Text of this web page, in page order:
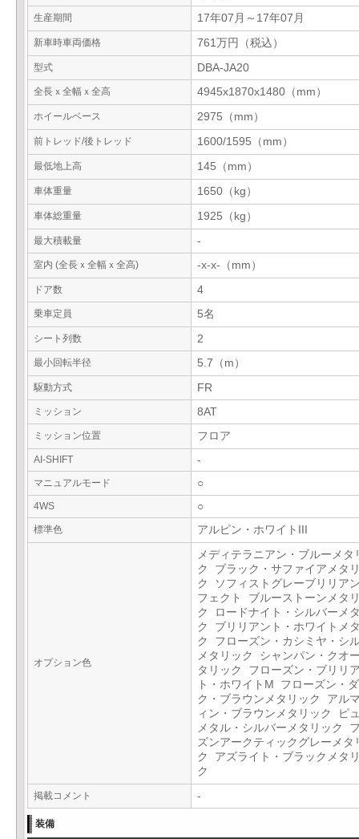
生産期間 17年07月～17年07月
新車時車両価格 761万円（税込）
型式 DBA-JA20
全長ｘ全幅ｘ全高 4945x1870x1480（mm）
ホイールベース 2975（mm）
前トレッド/後トレッド 1600/1595（mm）
最低地上高 145（mm）
車体重量 1650（kg）
車体総重量 1925（kg）
最大積載量 -
室内 (全長ｘ全幅ｘ全高) -x-x-（mm）
ドア数 4
乗車定員 5名
シート列数 2
最小回転半径 5.7（m）
駆動方式 FR
ミッション 8AT
ミッション位置 フロア
AI-SHIFT -
マニュアルモード ○
4WS ○
標準色 アルピン・ホワイトIII
オプション色
メディテラニアン・ブルーメタ
ク ブラック・サファイアメタ
ク ソフィストグレーブリリア
フェクト ブルーストーンメタ
ク ロードナイト・シルバーメ
ク ブリリアント・ホワイトメ
ク フローズン・カシミヤ・シ
メタリック シャンパン・クオ
タリック フローズン・ブリリ
ト・ホワイトM フローズン・
ク・ブラウンメタリック アル
ィン・ブラウンメタリック ピ
メタル・シルバーメタリック
ズンアークティックグレーメタ
ク アズライト・ブラックメタ
ク
掲載コメント -
装備